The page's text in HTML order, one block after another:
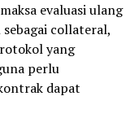
evaluasi ulang
collateral,
yang
perlu
dapat